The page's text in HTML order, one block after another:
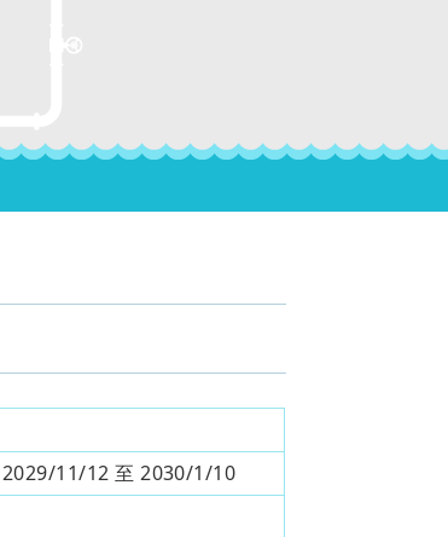
2029/11/12 至 2030/1/10